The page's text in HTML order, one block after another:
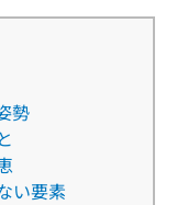
勢
い要素